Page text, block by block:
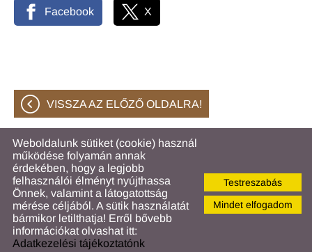
Facebook X
VISSZA AZ ELŐZŐ OLDALRA!
© 2026 - Hahóti Közös Önkormányzati Hivatal
Oldal információklAdatkezelési tájékoztatól
ImpresszumlSütik kezeléseMindet elfogadom
Testreszabás
Weboldalunk sütiket (cookie) használ
működése folyamán annak
érdekében, hogy a legjobb
felhasználói élményt nyújthassa
Önnek, valamint a látogatottság
mérése céljából. A sütik használatát
bármikor letilthatja! Erről bővebb
információkat olvashat itt:
Adatkezelési tájékoztatónk